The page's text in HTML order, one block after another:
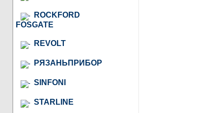
ROCKFORD
FOSGATE
REVOLT
РЯЗАНЬПРИБОР
SINFONI
STARLINE